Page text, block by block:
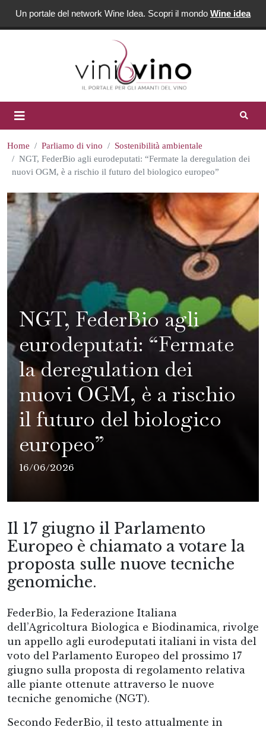
Un portale del network Wine Idea. Scopri il mondo Wine idea
Home Parliamo di vino
Sostenibilità ambientale
NGT, FederBio agli eurodeputati: “Fermate la deregulation dei
nuovi OGM, è a rischio il futuro del biologico europeo”
NGT, FederBio agli
eurodeputati: “Fermate
la deregulation dei
nuovi OGM, è a rischio
il futuro del biologico
europeo”
16/06/2026
Il 17 giugno il Parlamento
Europeo è chiamato a votare la
proposta sulle nuove tecniche
genomiche.
FederBio, la Federazione Italiana
dell’Agricoltura Biologica e Biodinamica, rivolge
un appello agli eurodeputati italiani in vista del
voto del Parlamento Europeo del prossimo 17
giugno sulla proposta di regolamento relativa
alle piante ottenute attraverso le nuove
tecniche genomiche (NGT).
Secondo FederBio, il testo attualmente in